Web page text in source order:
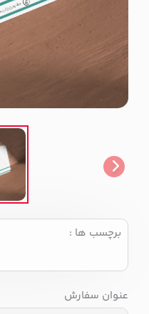
برچسب ها :
عنوان سفارش